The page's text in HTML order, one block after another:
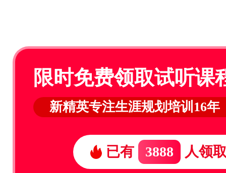
限时免费领取试听课
新精英专注生涯规划培训16年
已有 3888 人领